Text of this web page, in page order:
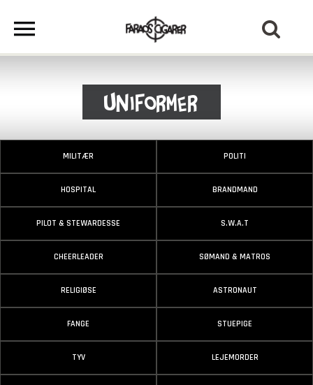
Uniformer
MILITÆR POLITI
HOSPITAL BRANDMAND
PILOT & STEWARDESSE S.W.A.T
CHEERLEADER SØMAND & MATROS
RELIGIØSE ASTRONAUT
FANGE STUEPIGE
TYV LEJEMORDER